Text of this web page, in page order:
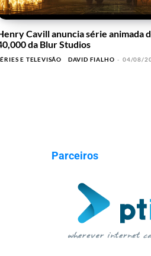
Cavill anuncia série animada
da Blur Studios
E TELEVISÃO DAVID FIALHO - 04/08/
Parceiros